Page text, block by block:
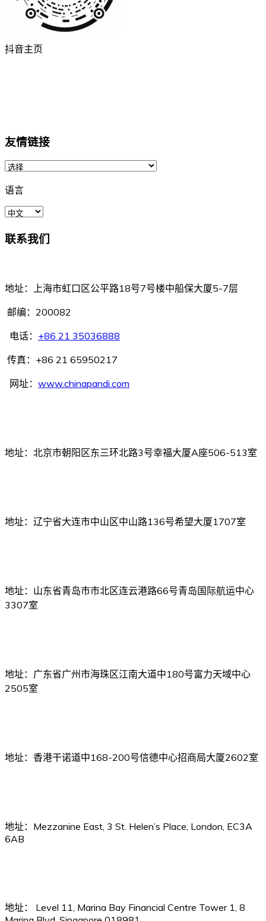
抖音主页
友情链接
语言
联系我们
地址：上海市虹口区公平路18号7号楼中船保大厦5-7层
邮编：200082
电话： +86 21 35036888
传真：+86 21 65950217
网址： www.chinapandi.com
地址：北京市朝阳区东三环北路3号幸福大厦A座506-513室
地址：辽宁省大连市中山区中山路136号希望大厦1707室
地址：山东省青岛市市北区连云港路66号青岛国际航运中心
3307室
地址：广东省广州市海珠区江南大道中180号富力天域中心
2505室
地址：香港干诺道中168-200号信德中心招商局大厦2602室
地址：Mezzanine East, 3 St. Helen’s Place, London, EC3A
6AB
地址： Level 11, Marina Bay Financial Centre Tower 1, 8